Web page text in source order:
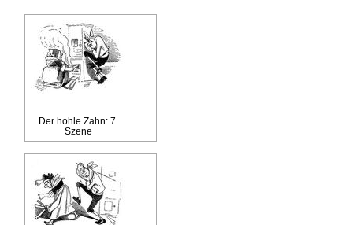
Der hohle Zahn: 7.
Szene